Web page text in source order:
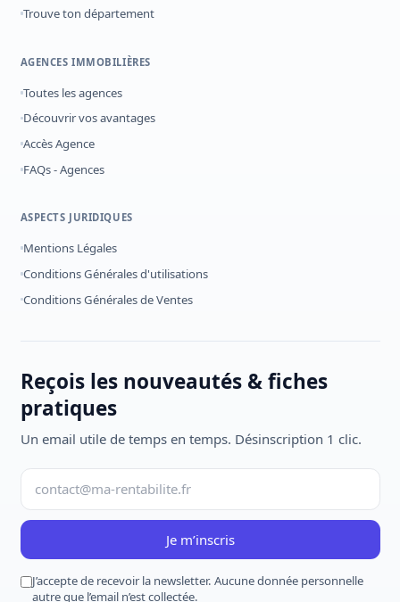
Trouve ton département
AGENCES IMMOBILIÈRES
Toutes les agences
Découvrir vos avantages
Accès Agence
FAQs - Agences
ASPECTS JURIDIQUES
Mentions Légales
Conditions Générales d'utilisations
Conditions Générales de Ventes
Reçois les nouveautés & fiches
pratiques
Un email utile de temps en temps. Désinscription 1 clic.
Je m’inscris
J’accepte de recevoir la newsletter. Aucune donnée personnelle
autre que l’email n’est collectée.